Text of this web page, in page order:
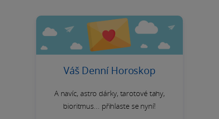
Váš Denní Horoskop
A navíc, astro dárky, tarotové tahy,
bioritmus... přihlaste se nyní!